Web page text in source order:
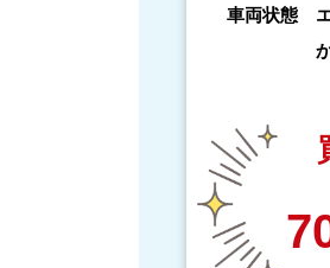
車両状態